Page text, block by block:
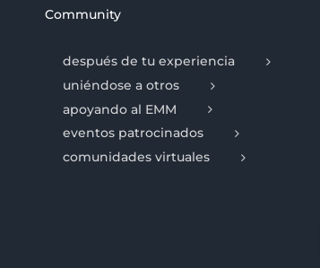
Community
después de tu experiencia
uniéndose a otros
apoyando al EMM
eventos patrocinados
comunidades virtuales